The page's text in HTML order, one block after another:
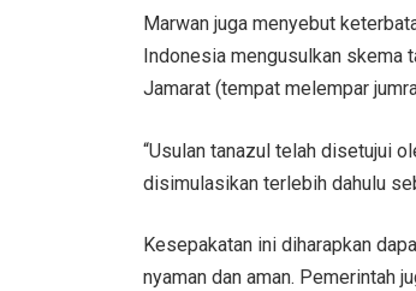
Marwan juga menyebut
Indonesia mengusulkan skema
Jamarat (tempat melempar
“Usulan tanazul telah disetujui
disimulasikan terlebih dahulu
Kesepakatan ini diharapkan
nyaman dan aman. Pemerintah